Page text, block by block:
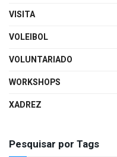
VISITA
VOLEIBOL
VOLUNTARIADO
WORKSHOPS
XADREZ
Pesquisar por Tags